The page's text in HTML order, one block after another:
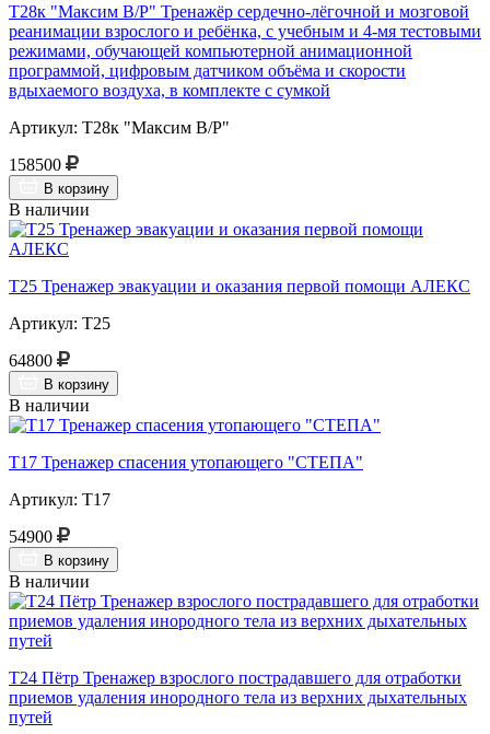
Т28к "Максим В/Р" Тренажёр сердечно-лёгочной и мозговой
реанимации взрослого и ребёнка, с учебным и 4-мя тестовыми
режимами, обучающей компьютерной анимационной
программой, цифровым датчиком объёма и скорости
вдыхаемого воздуха, в комплекте с сумкой
Артикул: Т28к "Максим В/Р"
158500
В корзину
В наличии
Т25 Тренажер эвакуации и оказания первой помощи АЛЕКС
Артикул: Т25
64800
В корзину
В наличии
Т17 Тренажер спасения утопающего "СТЕПА"
Артикул: Т17
54900
В корзину
В наличии
Т24 Пётр Тренажер взрослого пострадавшего для отработки
приемов удаления инородного тела из верхних дыхательных
путей